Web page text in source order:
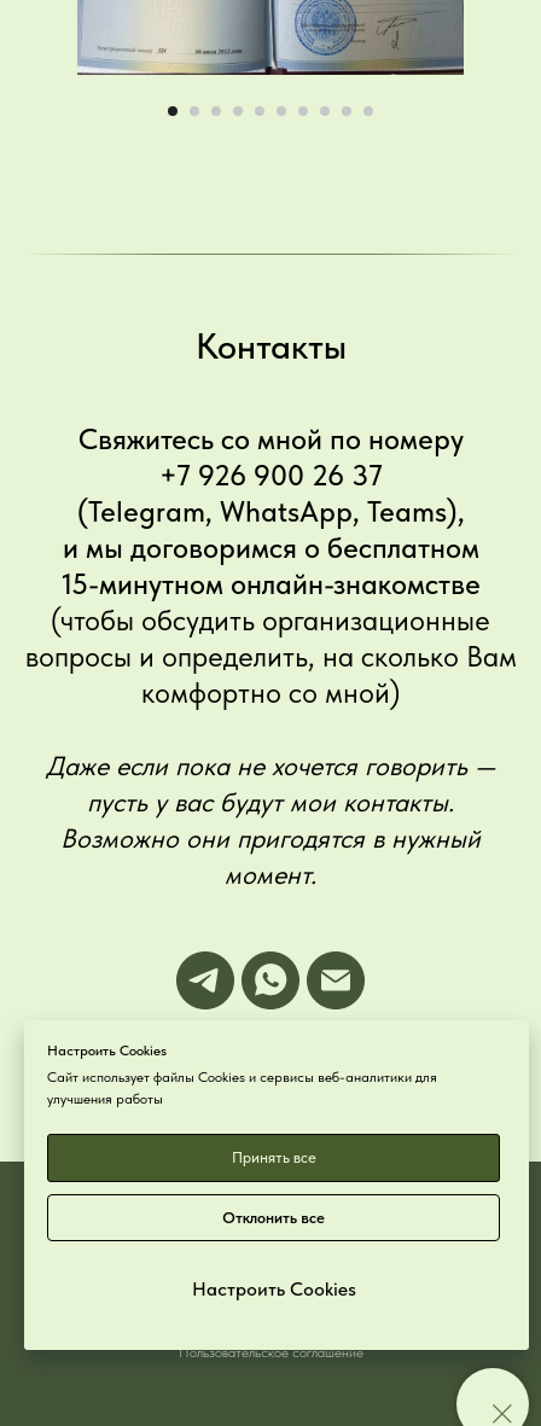
Контакты
Свяжитесь со мной по номеру
+7 926 900 26 37
(Telegram, WhatsApp, Teams),
и мы договоримся о бесплатном
15-минутном онлайн-знакомстве
(чтобы обсудить организационные
вопросы и определить, на сколько Вам
комфортно со мной)
Даже если пока не хочется говорить —
пусть у вас будут мои контакты.
Возможно они пригодятся в нужный
момент.
ЧАСТО ЗАДАВАЕМЫЕ ВОПРОСЫ
ИП Машарова Мария Владимировна
ОГРНИП 324508100358987
Пользовательское соглашение
Настроить Cookies
Сайт использует файлы Cookies и сервисы веб-аналитики для
улучшения работы
Принять все
Отклонить все
Настроить Cookies